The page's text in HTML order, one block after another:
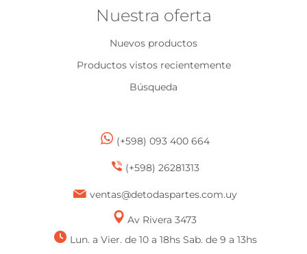
Nuestra oferta
Nuevos productos
Productos vistos recientemente
Búsqueda
(+598) 093 400 664
(+598) 26281313
ventas@detodaspartes.com.uy
Av Rivera 3473
Lun. a Vier. de 10 a 18hs Sab. de 9 a 13hs